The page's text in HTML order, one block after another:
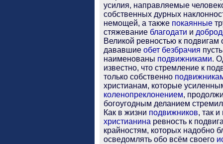
усилия, направляемые
собственных дурных
немощей, а также покаянные
стяжевание благодати и
Великой ревностью к подвигам
дававшие обет безбрачия
наименованы подвижниками.
известно, что стремление к
только собственно
христианам, которые
коленопреклонением,
богоугодным деланием
Как в жизни подвижников, так
христианина ревность к
крайностям, которых надобно
осведомлять обо всём своего